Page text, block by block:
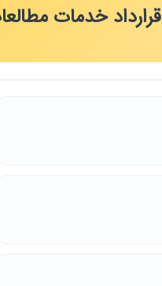
قرارداد خدمات